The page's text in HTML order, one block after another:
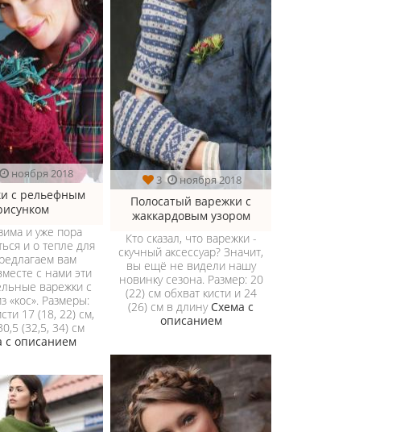
3 ноября 2018
Полосатый варежки с
жаккардовым узором
Кто сказал, что варежки -
скучный аксессуар? Значит,
вы ещё не видели нашу
новинку сезона. Размер: 20
(22) см обхват кисти и 24
(26) см в длину Схема с
описанием
ноября 2018
с рельефным
и уже пора
и о тепле для
вам
с нами эти
варежки с
«кос». Размеры:
17 (18, 22) см,
(32,5, 34) см
с описанием